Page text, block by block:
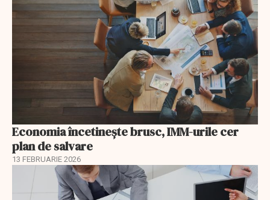
Economia încetinește brusc, IMM-urile cer
plan de salvare
13 FEBRUARIE 2026